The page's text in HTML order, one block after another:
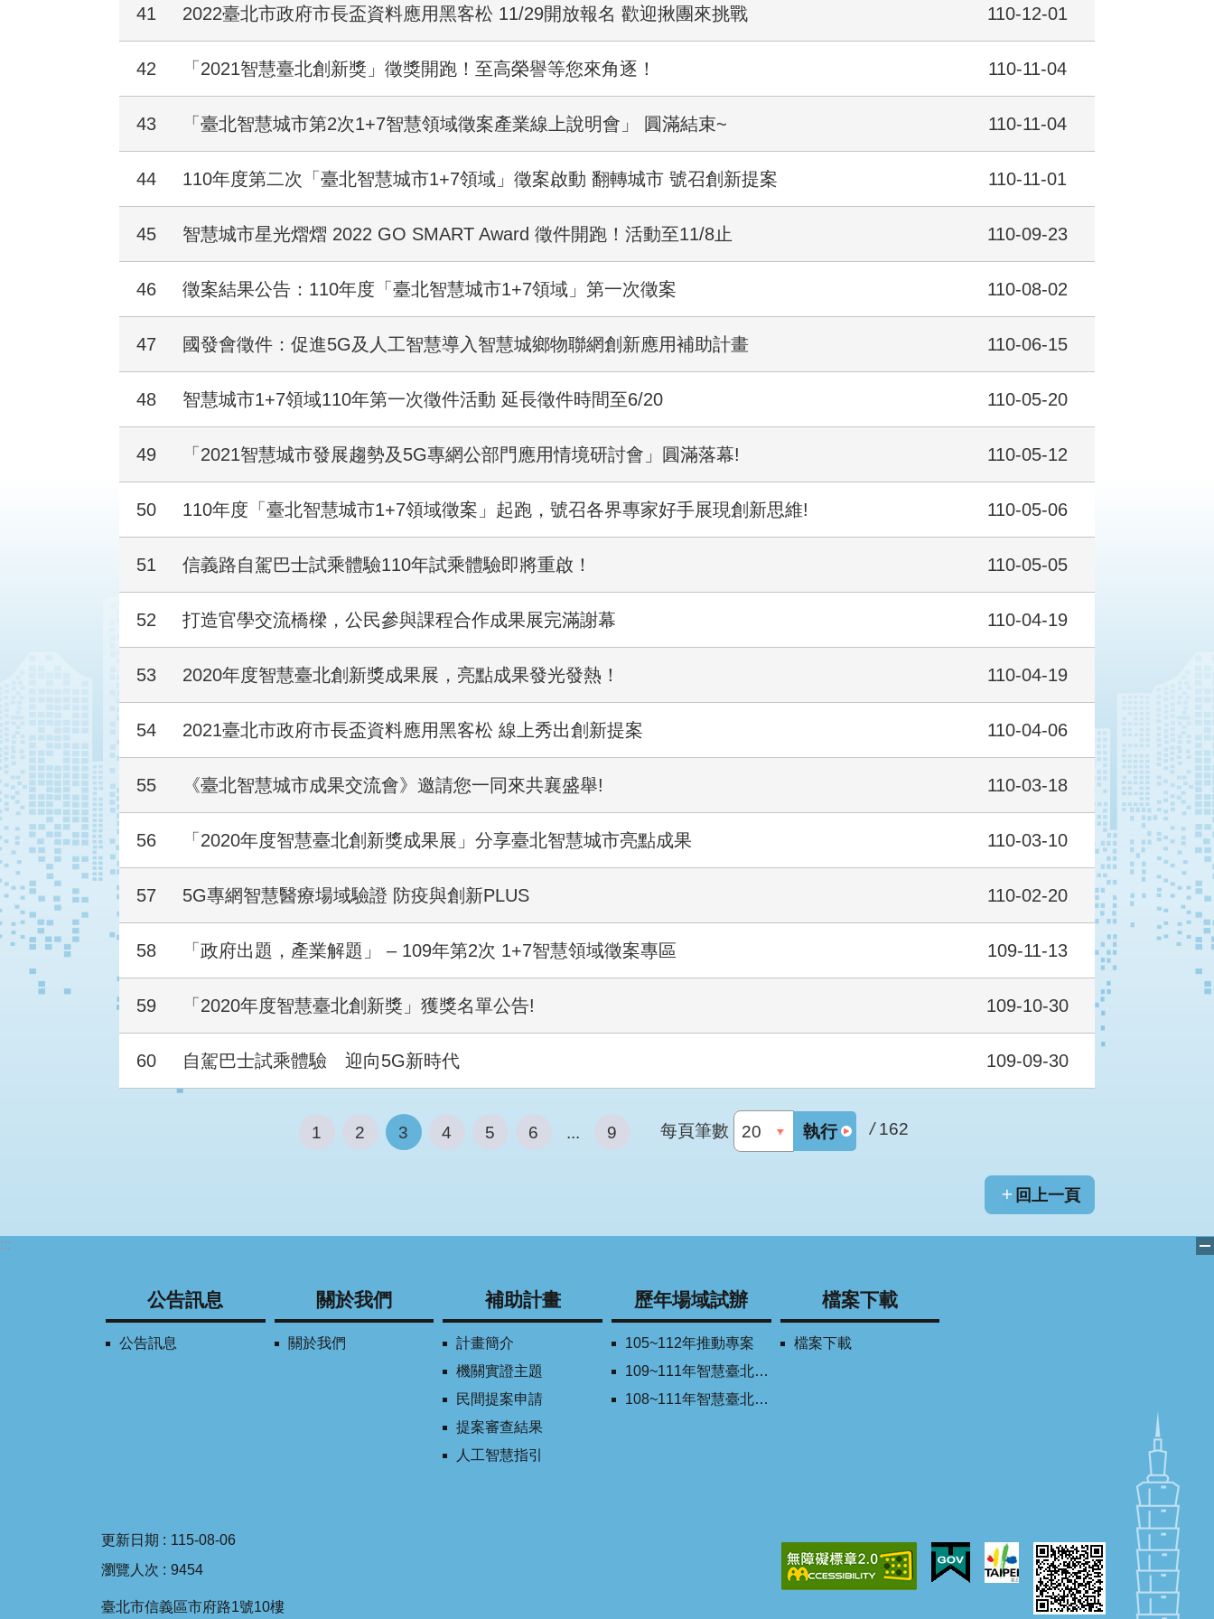
41 2022臺北市政府市長盃資料應用黑客松 11/29開放報名 歡迎揪團來挑戰 110-12-01
42 「2021智慧臺北創新獎」徵獎開跑！至高榮譽等您來角逐！ 110-11-04
43 「臺北智慧城市第2次1+7智慧領域徵案產業線上說明會」 圓滿結束~ 110-11-04
44 110年度第二次「臺北智慧城市1+7領域」徵案啟動 翻轉城市 號召創新提案 110-11-01
45 智慧城市星光熠熠 2022 GO SMART Award 徵件開跑！活動至11/8止 110-09-23
46 徵案結果公告：110年度「臺北智慧城市1+7領域」第一次徵案 110-08-02
47 國發會徵件：促進5G及人工智慧導入智慧城鄉物聯網創新應用補助計畫 110-06-15
48 智慧城市1+7領域110年第一次徵件活動 延長徵件時間至6/20 110-05-20
49 「2021智慧城市發展趨勢及5G專網公部門應用情境研討會」圓滿落幕! 110-05-12
50 110年度「臺北智慧城市1+7領域徵案」起跑，號召各界專家好手展現創新思維! 110-05-06
51 信義路自駕巴士試乘體驗110年試乘體驗即將重啟！ 110-05-05
52 打造官學交流橋樑，公民參與課程合作成果展完滿謝幕 110-04-19
53 2020年度智慧臺北創新獎成果展，亮點成果發光發熱！ 110-04-19
54 2021臺北市政府市長盃資料應用黑客松 線上秀出創新提案 110-04-06
55 《臺北智慧城市成果交流會》邀請您一同來共襄盛舉! 110-03-18
56 「2020年度智慧臺北創新獎成果展」分享臺北智慧城市亮點成果 110-03-10
57 5G專網智慧醫療場域驗證 防疫與創新PLUS 110-02-20
58 「政府出題，產業解題」 – 109年第2次 1+7智慧領域徵案專區 109-11-13
59 「2020年度智慧臺北創新獎」獲獎名單公告! 109-10-30
60 自駕巴士試乘體驗 迎向5G新時代 109-09-30
1 2 3 4 5 6 ... 9 每頁筆數 執行 / 162
回上一頁
:::
公告訊息
公告訊息
關於我們
關於我們
補助計畫
計畫簡介
機關實證主題
民間提案申請
提案審查結果
人工智慧指引
歷年場域試辦
105~112年推動專案
109~111年智慧臺北創新獎
108~111年智慧臺北學研合作平台
檔案下載
檔案下載
更新日期
115-08-06
瀏覽人次
9454
臺北市信義區市府路1號10樓